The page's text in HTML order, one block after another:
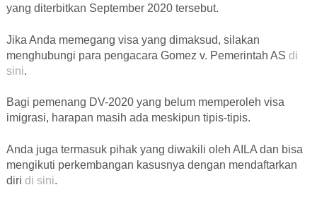
yang diterbitkan September 2020 tersebut.
Jika Anda memegang visa yang dimaksud, silakan
menghubungi para pengacara Gomez v. Pemerintah AS di
sini.
Bagi pemenang DV-2020 yang belum memperoleh visa
imigrasi, harapan masih ada meskipun tipis-tipis.
Anda juga termasuk pihak yang diwakili oleh AILA dan bisa
mengikuti perkembangan kasusnya dengan mendaftarkan
diri di sini.